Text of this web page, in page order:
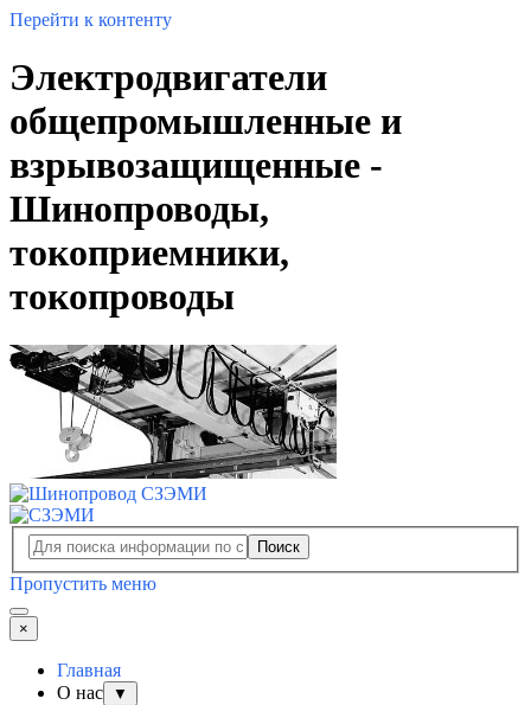
Перейти к контенту
Электродвигатели
общепромышленные и
взрывозащищенные -
Шинопроводы,
токоприемники,
токопроводы
Поиск
Пропустить меню
×
Главная
О нас
▼